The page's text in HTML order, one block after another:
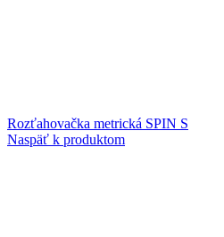
Rozťahovačka metrická SPIN S
Naspäť k produktom